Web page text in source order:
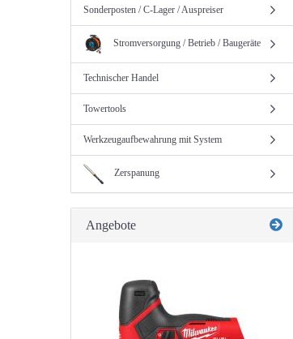
Sonderposten / C-Lager / Auspreiser
Stromversorgung / Betrieb / Baugeräte
Technischer Handel
Towertools
Werkzeugaufbewahrung mit System
Zerspanung
Angebote